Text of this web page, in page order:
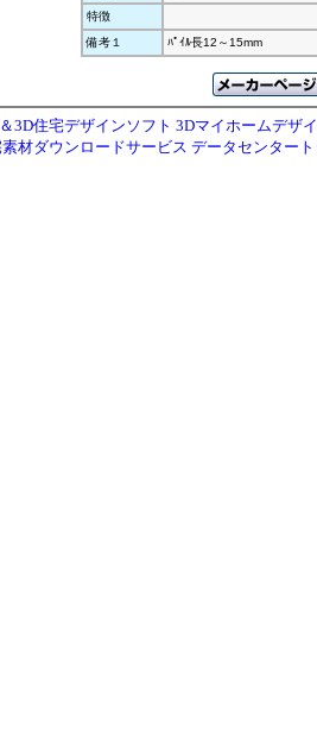
特徴
備考１
ﾊﾟｲﾙ長12～15mm
3D住宅デザインソフト 3Dマイホームデザ
材ダウンロードサービス データセンター